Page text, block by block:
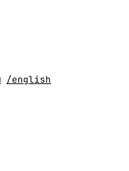
/english